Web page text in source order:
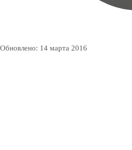
Обновлено: 14 марта 2016